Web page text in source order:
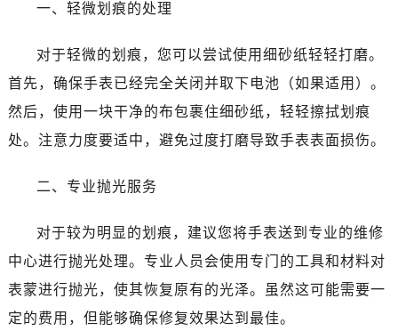
一、轻微划痕的处理
对于轻微的划痕，您可以尝试使用细砂纸轻轻打磨。
首先，确保手表已经完全关闭并取下电池（如果适用）。
然后，使用一块干净的布包裹住细砂纸，轻轻擦拭划痕
处。注意力度要适中，避免过度打磨导致手表表面损伤。
二、专业抛光服务
对于较为明显的划痕，建议您将手表送到专业的维修
中心进行抛光处理。专业人员会使用专门的工具和材料对
表蒙进行抛光，使其恢复原有的光泽。虽然这可能需要一
定的费用，但能够确保修复效果达到最佳。